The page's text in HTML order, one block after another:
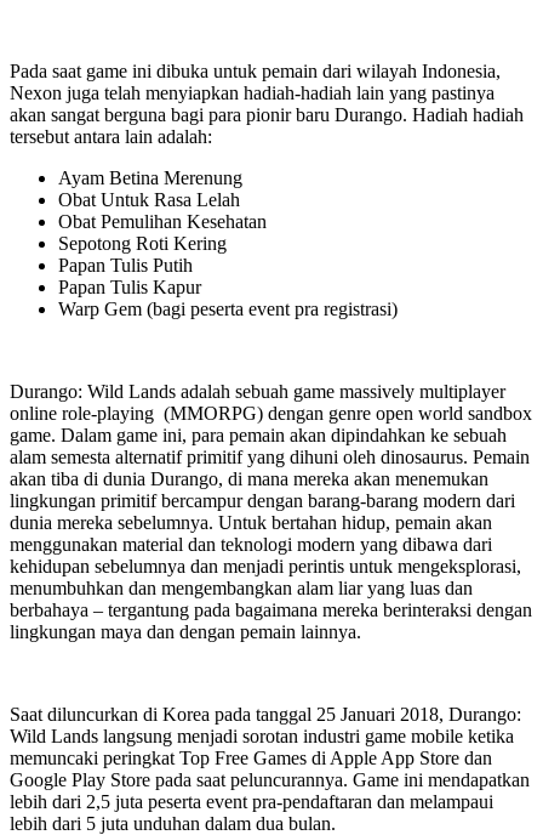
Pada saat game ini dibuka untuk pemain dari wilayah Indonesia,
Nexon juga telah menyiapkan hadiah-hadiah lain yang pastinya
akan sangat berguna bagi para pionir baru Durango. Hadiah hadiah
tersebut antara lain adalah:
Ayam Betina Merenung
Obat Untuk Rasa Lelah
Obat Pemulihan Kesehatan
Sepotong Roti Kering
Papan Tulis Putih
Papan Tulis Kapur
Warp Gem (bagi peserta event pra registrasi)
Durango: Wild Lands adalah sebuah game massively multiplayer
online role-playing (MMORPG) dengan genre open world sandbox
game. Dalam game ini, para pemain akan dipindahkan ke sebuah
alam semesta alternatif primitif yang dihuni oleh dinosaurus. Pemain
akan tiba di dunia Durango, di mana mereka akan menemukan
lingkungan primitif bercampur dengan barang-barang modern dari
dunia mereka sebelumnya. Untuk bertahan hidup, pemain akan
menggunakan material dan teknologi modern yang dibawa dari
kehidupan sebelumnya dan menjadi perintis untuk mengeksplorasi,
menumbuhkan dan mengembangkan alam liar yang luas dan
berbahaya – tergantung pada bagaimana mereka berinteraksi dengan
lingkungan maya dan dengan pemain lainnya.
Saat diluncurkan di Korea pada tanggal 25 Januari 2018, Durango:
Wild Lands langsung menjadi sorotan industri game mobile ketika
memuncaki peringkat Top Free Games di Apple App Store dan
Google Play Store pada saat peluncurannya. Game ini mendapatkan
lebih dari 2,5 juta peserta event pra-pendaftaran dan melampaui
lebih dari 5 juta unduhan dalam dua bulan.